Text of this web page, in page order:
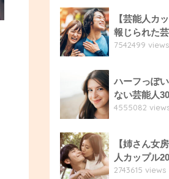
【芸能人カ
報じられた
7542499 views
ハーフっぽ
ない芸能人
4555082
【姉さん女
人カップル
2743615 views